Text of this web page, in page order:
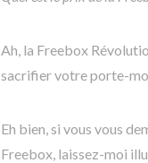
Ah, la Freebox
sacrifier votre porte-
Eh bien, si vous vous
Freebox, laissez-moi